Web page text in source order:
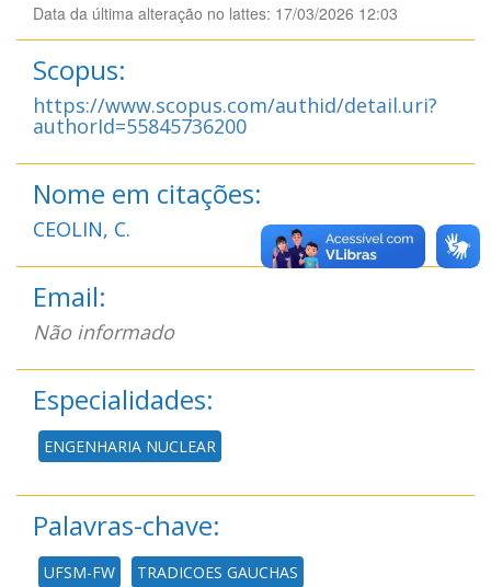
Data da última alteração no lattes: 17/03/2026 12:03
Scopus:
https://www.scopus.com/authid/detail.uri?
authorId=55845736200
Nome em citações:
CEOLIN, C.
Email:
Não informado
Especialidades:
ENGENHARIA NUCLEAR
Palavras-chave:
UFSM-FW TRADICOES GAUCHAS